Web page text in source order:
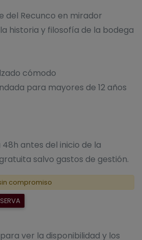
del Recunco en mirador
historia y filosofía de la bodega
cómodo
para mayores de 12 años
antes del inicio de la
salvo gastos de gestión.
compromiso
ver la disponibilidad y los